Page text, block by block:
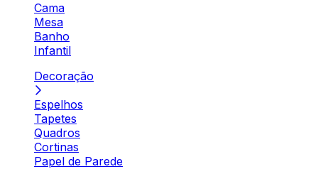
Cama
Mesa
Banho
Infantil
Decoração
Espelhos
Tapetes
Quadros
Cortinas
Papel de Parede